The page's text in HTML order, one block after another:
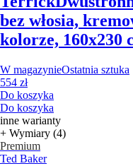
bez włosia,
kolorze, 160x230
W magazynieOstatnia sztuka
554 zł
Do koszyka
Do koszyka
inne warianty
+ Wymiary (4)
Premium
Ted Baker